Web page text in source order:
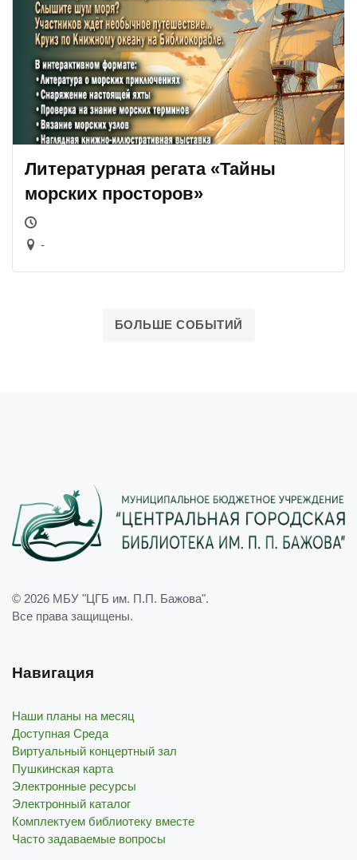
Литературная регата «Тайны
морских просторов»
-
БОЛЬШЕ СОБЫТИЙ
© 2026 МБУ "ЦГБ им. П.П. Бажова".
Все права защищены.
Навигация
Наши планы на месяц
Доступная Среда
Виртуальный концертный зал
Пушкинская карта
Электронные ресурсы
Электронный каталог
Комплектуем библиотеку вместе
Часто задаваемые вопросы